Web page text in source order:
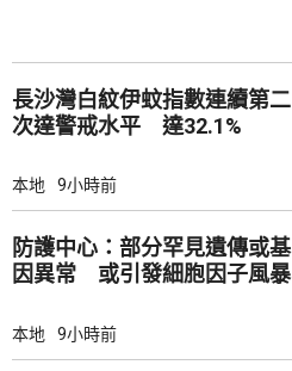
長沙灣白紋伊蚊指數連續第二
次達警戒水平 達32.1%
本地 9小時前
防護中心：部分罕見遺傳或基
因異常 或引發細胞因子風暴
本地 9小時前